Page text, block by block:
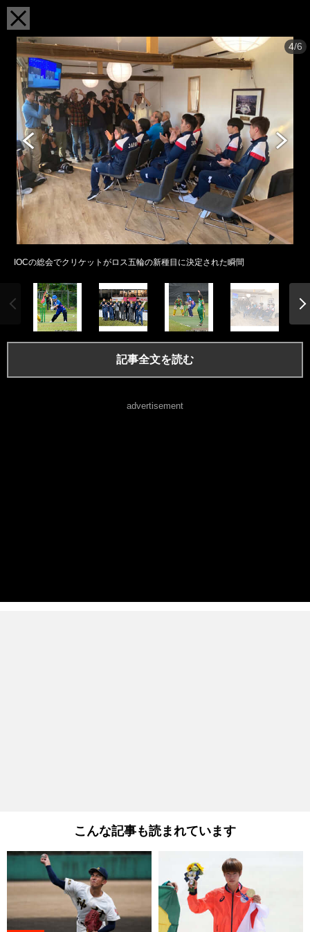
4/6
IOCの総会でクリケットがロス五輪の新種目に決定された瞬間
記事全文を読む
advertisement
こんな記事も読まれています